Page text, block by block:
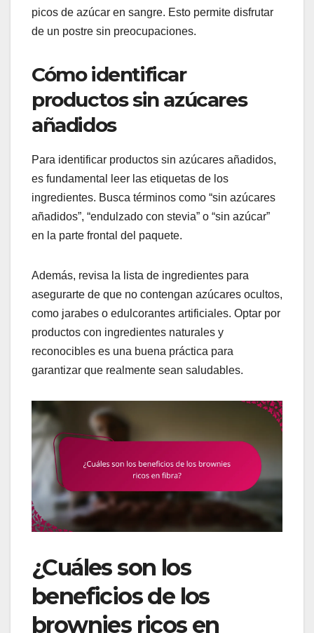
picos de azúcar en sangre. Esto permite disfrutar
de un postre sin preocupaciones.
Cómo identificar
productos sin azúcares
añadidos
Para identificar productos sin azúcares añadidos,
es fundamental leer las etiquetas de los
ingredientes. Busca términos como “sin azúcares
añadidos”, “endulzado con stevia” o “sin azúcar”
en la parte frontal del paquete.
Además, revisa la lista de ingredientes para
asegurarte de que no contengan azúcares ocultos,
como jarabes o edulcorantes artificiales. Optar por
productos con ingredientes naturales y
reconocibles es una buena práctica para
garantizar que realmente sean saludables.
¿Cuáles son los
beneficios de los
brownies ricos en